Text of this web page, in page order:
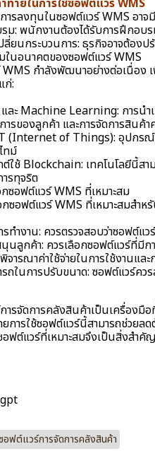
ทายในการใช้ซอฟต์แวร์ WMS
การลงทุนในซอฟต์แวร์ WMS อาจ
ม: พนักงานต้องได้รับการฝึกอบ
ลี่ยนกระบวนการ: ธุรกิจอาจต้อง
ในอนาคตของซอฟต์แวร์ WMS
กำลังพัฒนาอย่างต่อเนื่อง
ก่:
ละ Machine Learning: การนำ
ารของลูกค้า และการจัดการสินค้
(Internet of Things): อุปกรณ์ที่
ทม์
ต์ใช้ Blockchain: เทคโนโลยีนี้สา
ารทุจริต
กซอฟต์แวร์ WMS ที่เหมาะสม
กซอฟต์แวร์ WMS ที่เหมาะสมสำ
ทำงาน: ควรตรวจสอบว่าซอฟต์แ
นลูกค้า: ควรเลือกซอฟต์แวร์ที่มี
จารณาค่าใช้จ่ายในการใช้งานแล
รถในการปรับขนาด: ซอฟต์แวร์คว
ารจัดการคลังสินค้าเป็นเครื่องมื
การใช้ซอฟต์แวร์นี้สามารถช่วย
อฟต์แวร์ที่เหมาะสมจึงเป็นสิ่งสำ
อฟต์แวร์การจัดการคลังสินค้า